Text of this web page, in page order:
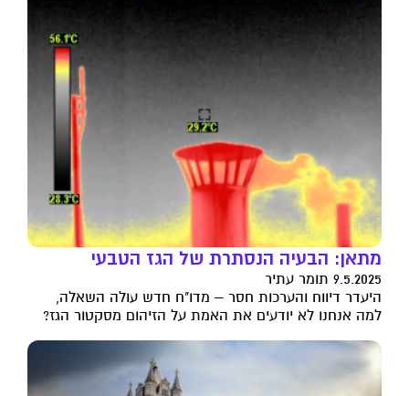
מתאן: הבעיה הנסתרת של הגז הטבעי
9.5.2025 תומר עתיר
היעדר דיווח והערכות חסר – מדו"ח חדש עולה השאלה,
למה אנחנו לא יודעים את האמת על הזיהום מסקטור הגז?